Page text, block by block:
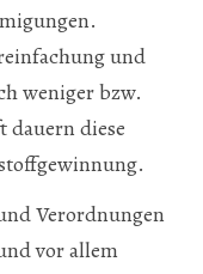
und
weniger bzw.
dauern diese
Verordnungen
vor allem